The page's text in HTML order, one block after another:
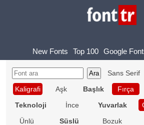
New Fonts Top 100 Google
Sans Serif
Kaligrafi
Aşk Başlık Fırça
Teknoloji
İnce Yuvarlak
Ünlü
Süslü Bozuk